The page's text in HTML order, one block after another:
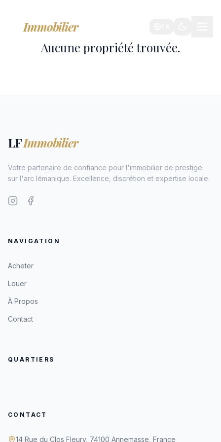
Immobilier
Aucune propriété trouvée.
LFImmobilier
Votre partenaire de confiance pour l'immobilier de prestige
sur l'arc lémanique. Excellence, discrétion et expertise locale.
NAVIGATION
Acheter
Louer
À Propos
Contact
QUARTIERS
CONTACT
14 Rue du Clos Fleury, 74100 Annemasse, France